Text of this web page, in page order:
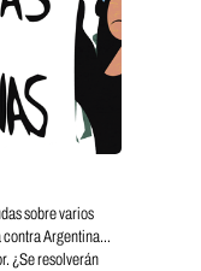
sobre varios
contra Argentina…
¿Se resolverán